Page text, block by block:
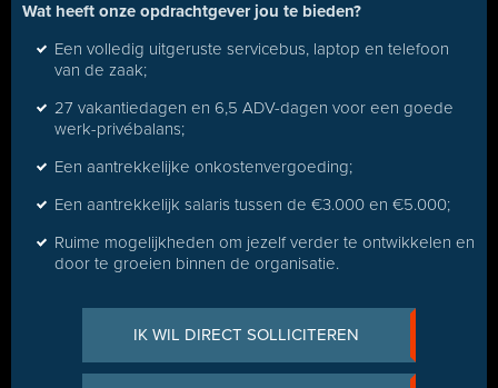
Wat heeft onze opdrachtgever jou te bieden?
Een volledig uitgeruste servicebus, laptop en telefoon
van de zaak;
27 vakantiedagen en 6,5 ADV-dagen voor een goede
werk-privébalans;
Een aantrekkelijke onkostenvergoeding;
Een aantrekkelijk salaris tussen de €3.000 en €5.000;
Ruime mogelijkheden om jezelf verder te ontwikkelen en
door te groeien binnen de organisatie.
IK WIL DIRECT SOLLICITEREN